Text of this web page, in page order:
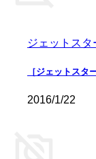
ジェットスタ
［ジェットスタ
2016/1/22